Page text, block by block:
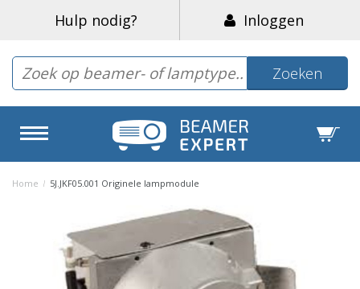
Hulp nodig? Inloggen
Zoeken
Home / 5J.JKF05.001 Originele lampmodule